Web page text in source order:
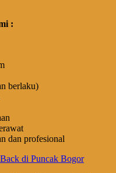
:
berlaku)
dan profesional